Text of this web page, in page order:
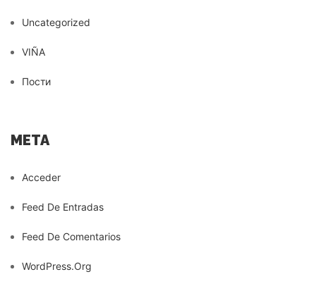
Uncategorized
VIÑA
Пости
META
Acceder
Feed De Entradas
Feed De Comentarios
WordPress.org